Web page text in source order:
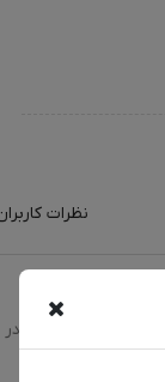
نظرات
خرید اینترنتی مخلوط کن نینجا مدل BC151EUBK با رنگبندی سرمه ای،
لیست قیمت امروز در